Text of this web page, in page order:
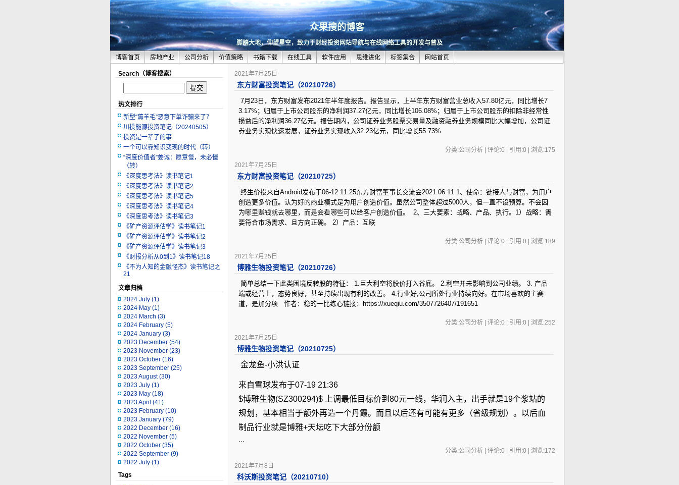
众果搜的博客
脚踏大地，仰望星空，致力于财经投资网站导航与在线网络工具的开发与普及
博客首页 房地产业 公司分析 价值策略 书籍下载 在线工具 软件应用 思维进化 标签集合 网站首页
Search（博客搜索）
热文排行
新型“薅羊毛”恶意下单诈骗来了？
川投能源投资笔记（20240505）
投资是一辈子的事
一个可以靠知识变现的时代（转）
“深度价值者”姜诚：愿意慢，未必慢
（转）
《深度思考法》读书笔记1
《深度思考法》读书笔记2
《深度思考法》读书笔记5
《深度思考法》读书笔记4
《深度思考法》读书笔记3
《矿产资源评估学》读书笔记1
《矿产资源评估学》读书笔记2
《矿产资源评估学》读书笔记3
《财报分析从0到1》读书笔记18
《不为人知的金融怪杰》读书笔记之
21
文章归档
2024 July (1)
2024 May (1)
2024 March (3)
2024 February (5)
2024 January (3)
2023 December (54)
2023 November (23)
2023 October (16)
2023 September (25)
2023 August(30)
2023 July (1)
2023 May (18)
2023 April (41)
2023 February (10)
2023 January (79)
2022 December (16)
2022 November (5)
2022 October (35)
2022 September (9)
2022 July (1)
Tags
2021年7月25日
东方财富投资笔记（20210726）
7月23日，东方财富发布2021年半年度报告。报告显示，上半年东方财富营业总收入57.80亿元，同比增长7
3.17%；归属于上市公司股东的净利润37.27亿元，同比增长106.08%；归属于上市公司股东的扣除非经常性
损益后的净利润36.27亿元。报告期内，公司证券业务股票交易量及融资融券业务规模同比大幅增加，公司证
券业务实现快速发展，证券业务实现收入32.23亿元，同比增长55.73%
分类:公司分析 | 评论:0 | 引用:0 | 浏览:175
2021年7月25日
东方财富投资笔记（20210725）
终生价投来自Android发布于06-12 11:25东方财富董事长交流会2021.06.11 1、使命：链接人与财富，为用户
创造更多价值。认为好的商业模式是为用户创造价值。虽然公司整体超过5000人，但一直不设预算。不会因
为哪里赚钱就去哪里，而是会看哪些可以给客户创造价值。 2、三大要素：战略、产品、执行。1）战略：需
要符合市场需求、且方向正确。 2）产品：互联
分类:公司分析 | 评论:0 | 引用:0 | 浏览:189
2021年7月25日
博雅生物投资笔记（20210726）
简单总结一下此类困境反转股的特征： 1.巨大利空将股价打入谷底。 2.利空并未影响到公司业绩。 3. 产品
端或经营上，态势良好，甚至持续出现有利的改善。 4.行业好,公司所处行业持续向好。在市场喜欢的主赛
道，是加分项 作者：稳的一比练心链接：https://xueqiu.com/3507726407/191651
分类:公司分析 | 评论:0 | 引用:0 | 浏览:252
2021年7月25日
博雅生物投资笔记（20210725）
金龙鱼-小洪认证
来自雪球发布于07-19 21:36
$博雅生物(SZ300294)$ 上调最低目标价到80元一线，华润入主，出手就是19个浆站的
规划，基本相当于额外再造一个丹霞。而且以后还有可能有更多（省级规划）。以后血
制品行业就是博雅+天坛吃下大部分份额
...
分类:公司分析 | 评论:0 | 引用:0 | 浏览:172
2021年7月8日
科沃斯投资笔记（20210710）